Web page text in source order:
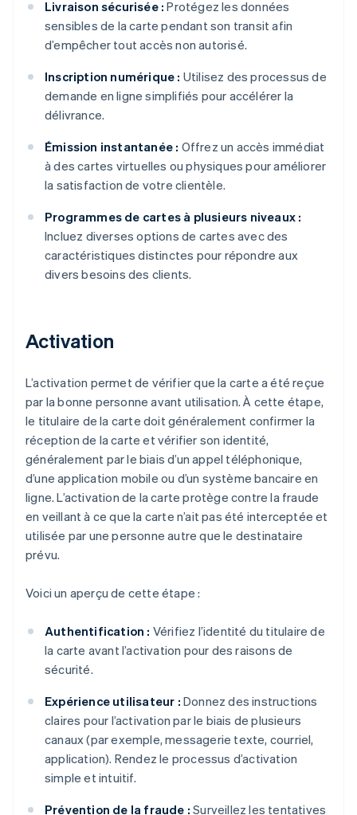
Livraison sécurisée : Protégez les données
sensibles de la carte pendant son transit afin
d’empêcher tout accès non autorisé.
Inscription numérique : Utilisez des processus de
demande en ligne simplifiés pour accélérer la
délivrance.
Émission instantanée : Offrez un accès immédiat
à des cartes virtuelles ou physiques pour améliorer
la satisfaction de votre clientèle.
Programmes de cartes à plusieurs niveaux :
Incluez diverses options de cartes avec des
caractéristiques distinctes pour répondre aux
divers besoins des clients.
Activation
L’activation permet de vérifier que la carte a été reçue
par la bonne personne avant utilisation. À cette étape,
le titulaire de la carte doit généralement confirmer la
réception de la carte et vérifier son identité,
généralement par le biais d’un appel téléphonique,
d’une application mobile ou d’un système bancaire en
ligne. L’activation de la carte protège contre la fraude
en veillant à ce que la carte n’ait pas été interceptée et
utilisée par une personne autre que le destinataire
prévu.
Voici un aperçu de cette étape :
Authentification : Vérifiez l’identité du titulaire de
la carte avant l’activation pour des raisons de
sécurité.
Expérience utilisateur : Donnez des instructions
claires pour l’activation par le biais de plusieurs
canaux (par exemple, messagerie texte, courriel,
application). Rendez le processus d’activation
simple et intuitif.
Prévention de la fraude : Surveillez les tentatives